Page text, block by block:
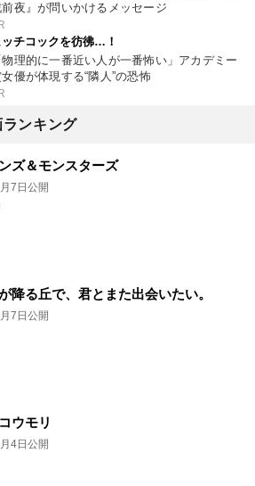
夜』が問いかけるメッセージ
ッチコックを彷彿…！
物理的に一番近い人が一番怖い」アカデミー
優が体現する“隣人”の恐怖
ンキング
ズ＆モンスターズ
7日公開
降る丘で、君とまた出会いたい。
7日公開
ウモリ
4日公開